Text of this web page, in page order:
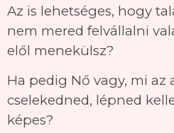
Az is lehetséges, hogy
nem mered felvállalni
elől menekülsz?
Ha pedig Nő vagy, mi az
cselekedned, lépned
képes?